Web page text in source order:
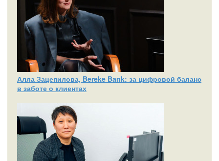
Алла Зацепилова, Bereke Bank: за цифровой баланс
в заботе о клиентах